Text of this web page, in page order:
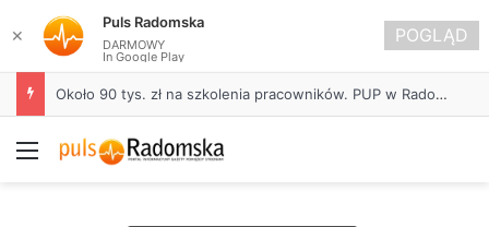
Około 90 tys. zł na szkolenia pracowników. PUP w Radomsku ogłasza nabór wniosków
Menu
✕
Puls Radomska
DARMOWY
In Google Play
POGLĄD